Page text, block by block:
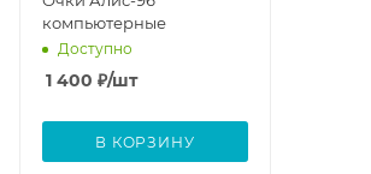
компьютерные
Доступно
1 400 ₽/шт
В КОРЗИНУ